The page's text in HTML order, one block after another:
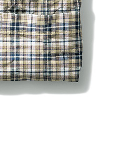
マフラー／スヌード
スカーフ／ストール
手袋
ベルト
靴下
サングラス／メガネ
傘／日傘
その他
ウオッチ
ネックレス
ブレスレット
リング
イヤリング／ピアス
ブローチ
その他